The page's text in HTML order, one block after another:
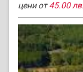
цени от45.00 лв.